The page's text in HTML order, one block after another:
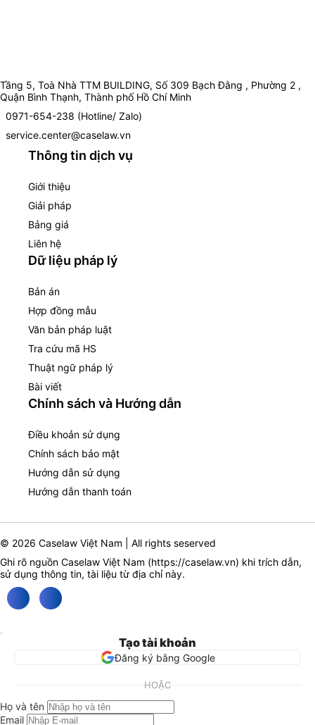
Tầng 5, Toà Nhà TTM BUILDING, Số 309 Bạch Đằng , Phường 2 ,
Quận Bình Thạnh, Thành phố Hồ Chí Minh
0971-654-238 (Hotline/ Zalo)
service.center@caselaw.vn
Thông tin dịch vụ
Giới thiệu
Giải pháp
Bảng giá
Liên hệ
Dữ liệu pháp lý
Bản án
Hợp đồng mẫu
Văn bản pháp luật
Tra cứu mã HS
Thuật ngữ pháp lý
Bài viết
Chính sách và Hướng dẫn
Điều khoản sử dụng
Chính sách bảo mật
Hướng dẫn sử dụng
Hướng dẫn thanh toán
© 2026 Caselaw Việt Nam | All rights seserved
Ghi rõ nguồn Caselaw Việt Nam (https://caselaw.vn) khi trích dẫn,
sử dụng thông tin, tài liệu từ địa chỉ này.
Tạo tài khoản
Đăng ký bằng Google
HOẶC
Họ và tên
Email